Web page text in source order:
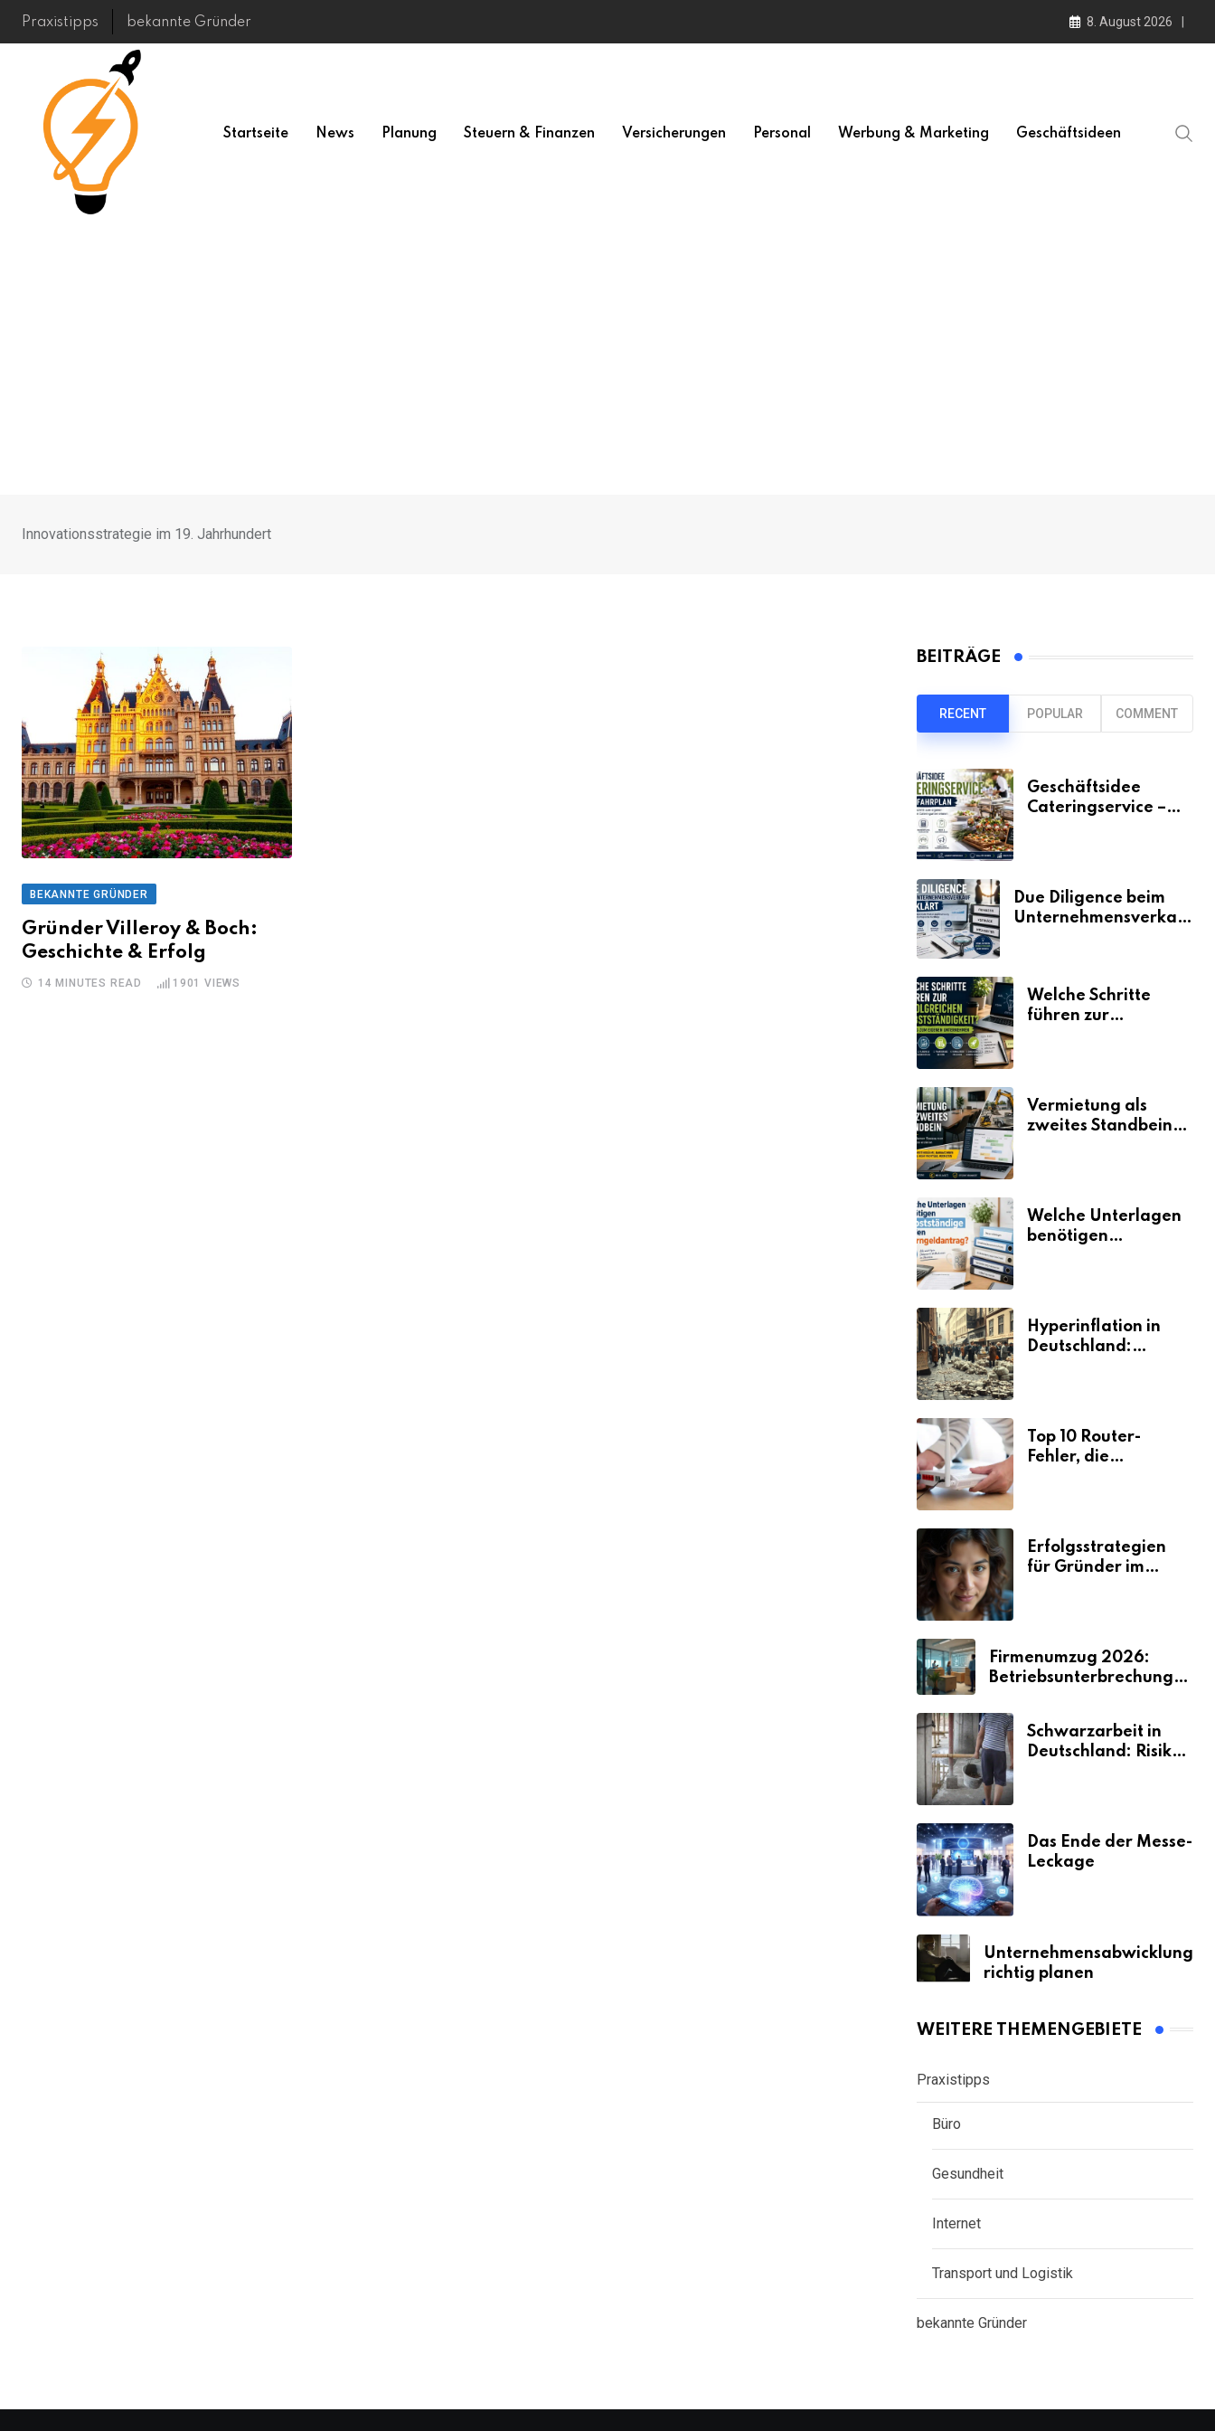
Skip
Praxistipps bekannte Gründer 8. August 2026
Startseite News Planung Steuern & Finanzen Versicherungen Personal Werbung & Marketing Geschäftsideen
Innovationsstrategie im 19. Jahrhundert
BEKANNTE GRÜNDER
Gründer Villeroy & Boch:
Geschichte & Erfolg
14 MINUTES READ 1901 VIEWS
BEITRÄGE
RECENT POPULAR COMMENT
Geschäftsidee
Cateringservice –
Due Diligence beim
Unternehmensverkauf
Welche Schritte
führen zur
Vermietung als
zweites Standbein:
Umsätze machen
Welche Unterlagen
benötigen
Hyperinflation in
Deutschland:
Top 10 Router-
Fehler, die
Erfolgsstrategien
für Gründer im
Firmenumzug 2026:
Betriebsunterbrechungen
Schwarzarbeit in
Deutschland: Risiken
Das Ende der Messe-
Leckage
Unternehmensabwicklung
richtig planen
WEITERE THEMENGEBIETE
Praxistipps
Büro
Gesundheit
Internet
Transport und Logistik
bekannte Gründer